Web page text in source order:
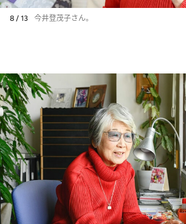
8 / 13 今井登茂子さん。